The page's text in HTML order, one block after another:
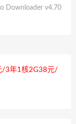
Downloader v4.70
/3年1核2G38元/